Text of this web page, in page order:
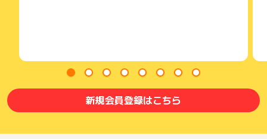
新規会員登録はこちら